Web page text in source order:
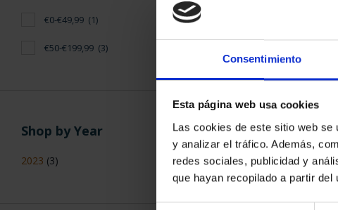
Consentimiento
Esta página web usa cookies
Las cookies de este sitio web
y analizar el tráfico. Además,
redes sociales, publicidad y
que hayan recopilado a partir
€0-€49,99 (1)
€50-€199,99 (3)
Shop by Year
2023 (3)